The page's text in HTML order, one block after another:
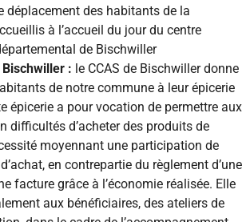
déplacement des habitants de la
à l’accueil du jour du centre
de Bischwiller
Bischwiller : le CCAS de Bischwiller donne
de notre commune à leur épicerie
épicerie a pour vocation de permettre aux
difficultés d’acheter des produits de
moyennant une participation de
en contrepartie du règlement d’une
facture grâce à l’économie réalisée. Elle
aux bénéficiaires, des ateliers de